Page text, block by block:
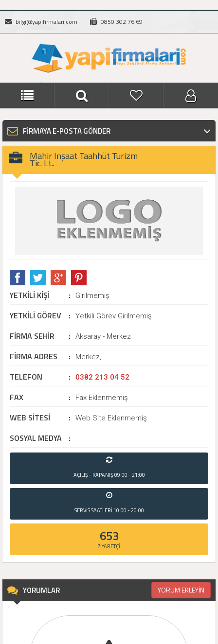
bilgi@yapifirmalari.com 0850 302 76 69
FİRMAYA E-POSTA GÖNDER
Mahir Inşaat Taahhüt Turizm
Tic. Lt..
YETKİLİ KİŞİ : Girilmemiş
YETKİLİ GÖREV : Yetkili Görev Girilmemiş
FİRMA SEHİR : Aksaray - Merkez
FİRMA ADRES : Merkez, ..
TELEFON : 0382 213 04 52
FAX : Fax Eklenmemiş
WEB SİTESİ : Web Site Eklenmemiş
SOSYAL MEDYA :
AÇILIŞ - KAPANIŞ09:00 - 21:00
SERVİS SAATLERİ 10:00 - 20:00
653
ZİYARETÇİ
YORUMLAR YORUM EKLEYİN